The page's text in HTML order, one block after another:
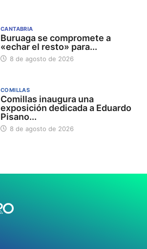
CANTABRIA
Buruaga se compromete a
«echar el resto» para...
8 de agosto de 2026
COMILLAS
Comillas inaugura una
exposición dedicada a Eduardo
Pisano...
8 de agosto de 2026